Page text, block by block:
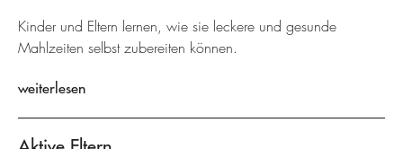
Kinder und Eltern lernen, wie sie leckere und gesunde
Mahlzeiten selbst zubereiten können.
weiterlesen